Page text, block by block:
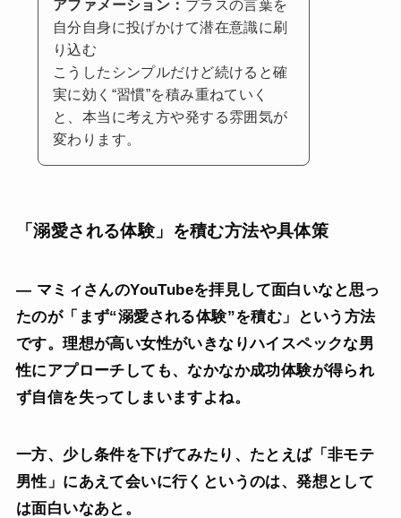
アファメーション： プラスの言葉を
自分自身に投げかけて潜在意識に刷
り込む
こうしたシンプルだけど続けると確
実に効く“習慣”を積み重ねていく
と、本当に考え方や発する雰囲気が
変わります。
「溺愛される体験」を積む方法や具体策
— マミィさんのYouTubeを拝見して面白いなと思っ
たのが「まず“溺愛される体験”を積む」という方法
です。理想が高い女性がいきなりハイスペックな男
性にアプローチしても、なかなか成功体験が得られ
ず自信を失ってしまいますよね。
一方、少し条件を下げてみたり、たとえば「非モテ
男性」にあえて会いに行くというのは、発想として
は面白いなあと。